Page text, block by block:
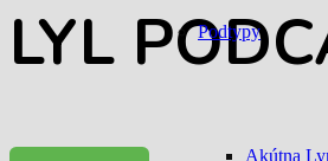
Podtypy
Akútna
LYL